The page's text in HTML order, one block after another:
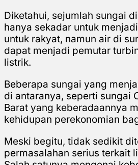
Diketahui, sejumlah sungai
hanya sekadar untuk
untuk rakyat, namun air di
dapat menjadi pemutar
listrik.
Beberapa sungai yang
di antaranya, seperti sungai
Barat yang keberadaannya
kehidupan perekonomian
Meski begitu, tidak sedikit
permasalahan serius terkait